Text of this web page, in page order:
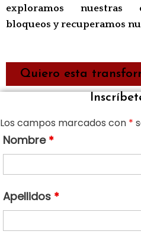
exploramos nuestras
bloqueos y recuperamos
Quiero esta
Los campos marcados con *
Nombre *
Apellidos *